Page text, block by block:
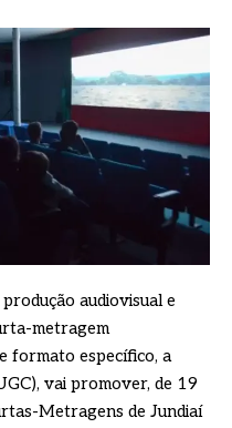
audiovisual e
metragem
formato específico, a
vai promover, de 19
Metragens de Jundiaí